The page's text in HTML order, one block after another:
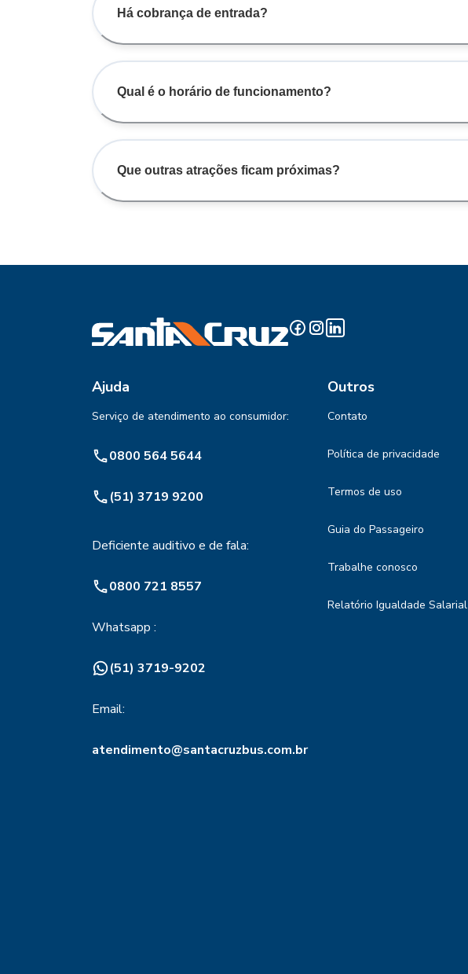
Há cobrança de entrada?
Qual é o horário de funcionamento?
Que outras atrações ficam próximas?
Ajuda
Serviço de atendimento ao consumidor:
0800 564 5644
(51) 3719 9200
Deficiente auditivo e de fala:
0800 721 8557
Whatsapp :
(51) 3719-9202
Email:
atendimento@santacruzbus.com.br
Outros
Contato
Política de privacidade
Termos de uso
Guia do Passageiro
Trabalhe conosco
Relatório Igualdade Salarial